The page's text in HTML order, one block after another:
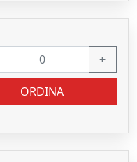
+
ORDINA